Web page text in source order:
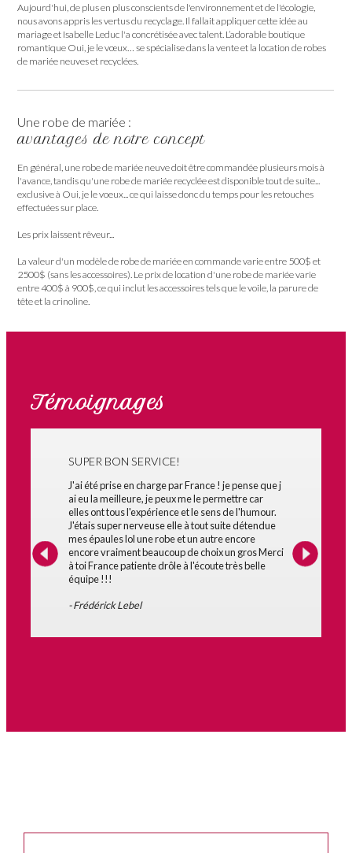
Aujourd'hui, de plus en plus conscients de l'environnement et de l'écologie,
nous avons appris les vertus du recyclage. Il fallait appliquer cette idée au
mariage et Isabelle Leduc l'a concrétisée avec talent. L’adorable boutique
romantique Oui, je le vœux… se spécialise dans la vente et la location de robes
de mariée neuves et recyclées.
Une robe de mariée :
avantages de notre concept
En général, une robe de mariée neuve doit être commandée plusieurs mois à
l'avance, tandis qu'une robe de mariée recyclée est disponible tout de suite...
exclusive à Oui, je le voeux... ce qui laisse donc du temps pour les retouches
effectuées sur place.
Les prix laissent rêveur...
La valeur d'un modèle de robe de mariée en commande varie entre 500$ et
2500$ (sans les accessoires). Le prix de location d'une robe de mariée varie
entre 400$ à 900$, ce qui inclut les accessoires tels que le voile, la parure de
tête et la crinoline.
Témoignages
SUPER BON SERVICE!
J'ai été prise en charge par France ! je pense que j
ai eu la meilleure, je peux me le permettre car
elles ont tous l'expérience et le sens de l'humour.
J'étais super nerveuse elle à tout suite détendue
mes épaules lol une robe et un autre encore
encore vraiment beaucoup de choix un gros Merci
à toi France patiente drôle à l'écoute très belle
équipe !!!
- Frédérick Lebel